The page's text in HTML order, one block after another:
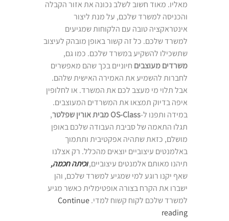
מאליו. מאוד חשוב לשלב נכונה את אזור הקבלה
והכניסה למשרד שלכם, על מנת ליצור
אינטראקציה טובה עם הלקוחות שמגיעים
למשרד שלכם. כל זה קשור באופן מובהק לעיצוב
שתשכילו להשקיע במשרד שלכם. כמו גם,
משרדים מעוצבים חיוניים בכך שהם מאפשרים
לחברות להשמיע את האמירה האישית שלהם.
אבל תלוי מי מעצב לכם את המשרד. או לחלופין
איפה בדיוק תמצאו את המשרדים המעוצבים.
במידה ותפנו ל-OS-Class מבית אורין שפלטר
,
תגלו התאמה של סביבת העבודה שלכם באופן
מושלם, כזאת שתהיה אפקטיבית ותתמוך
באלמנטים עיצוביים יוצאים מהכלל. רק אצלנו
תיהנו מאותם אלמנטים עיצוביים,וכיתה חכמה,
שאף יקנו רוגע למי שמגיע למשרד שלכם, והן
ישברו את הקרח בצורה אופטימלית כאשר מגיע
למשרד שלכם לקוח קשוח למדי. Continue
reading“משרדים